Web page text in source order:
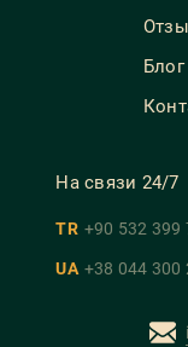
Блог
На связи 24/7
TR +90 532 399
UA +38 044 300